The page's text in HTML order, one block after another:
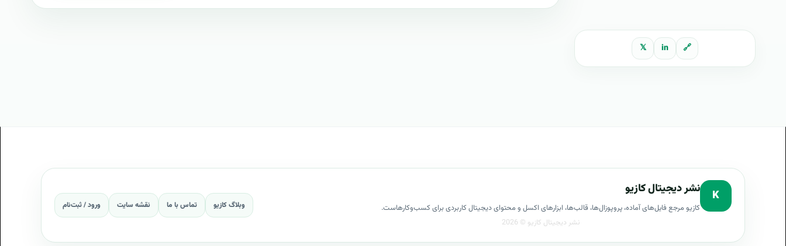
🔗
in
𝕏
K نشر دیجیتال کازیو
کازیو مرجع فایل‌های آماده، پروپوزال‌ها، قالب‌ها، ابزارهای اکسل و محتوای دیجیتال کاربردی برای کسب‌وکارهاست. وبلاگ کازیو تماس با ما نقشه سایت ورود / ثبت‌نام